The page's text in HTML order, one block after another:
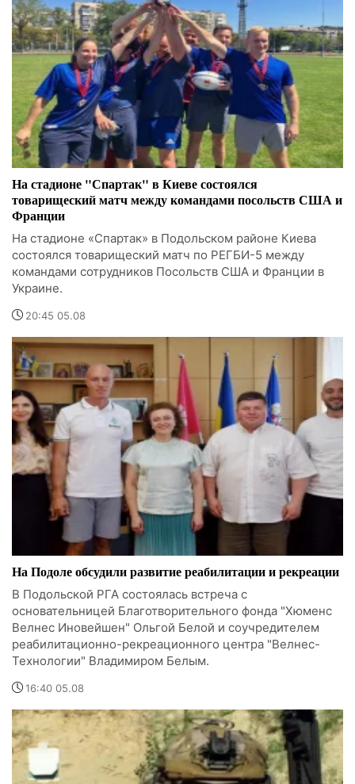
На стадионе "Спартак" в Киеве состоялся
товарищеский матч между командами посольств США и
Франции
На стадионе «Спартак» в Подольском районе Киева
состоялся товарищеский матч по РЕГБИ-5 между
командами сотрудников Посольств США и Франции в
Украине.
20:45 05.08
На Подоле обсудили развитие реабилитации и рекреации
В Подольской РГА состоялась встреча с
основательницей Благотворительного фонда "Хюменс
Велнес Иновейшен" Ольгой Белой и соучредителем
реабилитационно-рекреационного центра "Велнес-
Технологии" Владимиром Белым.
16:40 05.08